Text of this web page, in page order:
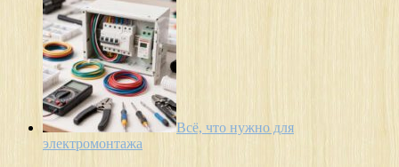
Всё, что нужно для
электромонтажа